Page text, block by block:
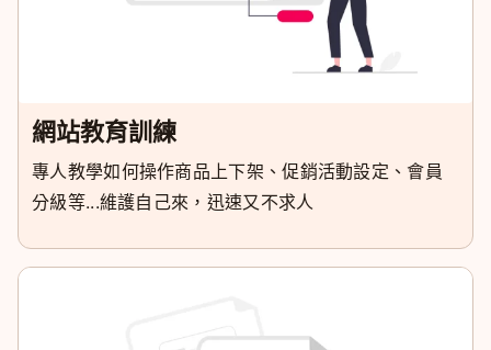
網站教育訓練
專人教學如何操作商品上下架、促銷活動設定、會員
分級等...維護自己來，迅速又不求人